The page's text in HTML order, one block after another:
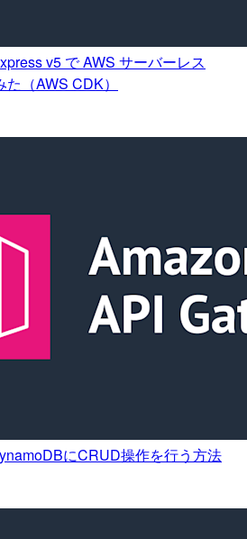
v5 で AWS サーバーレス
（AWS CDK）
にCRUD操作を行う方法